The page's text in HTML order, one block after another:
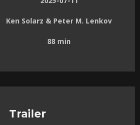
Ken Solarz & Peter M. Lenkov
88 min
Trailer